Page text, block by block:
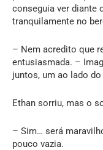
conseguia ver diante
tranquilamente no
– Nem acredito que
entusiasmada. –
juntos, um ao lado
Ethan sorriu, mas o
– Sim… será
pouco vazia.